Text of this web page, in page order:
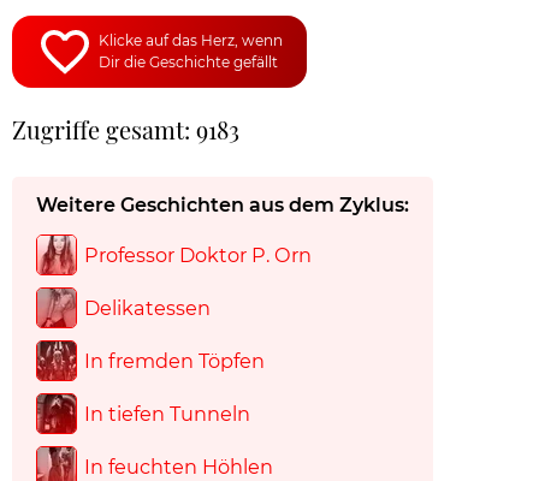
Klicke auf das Herz, wenn
Dir die Geschichte gefällt
Zugriffe gesamt: 9183
Weitere Geschichten aus dem Zyklus:
Professor Doktor P. Orn
Delikatessen
In fremden Töpfen
In tiefen Tunneln
In feuchten Höhlen